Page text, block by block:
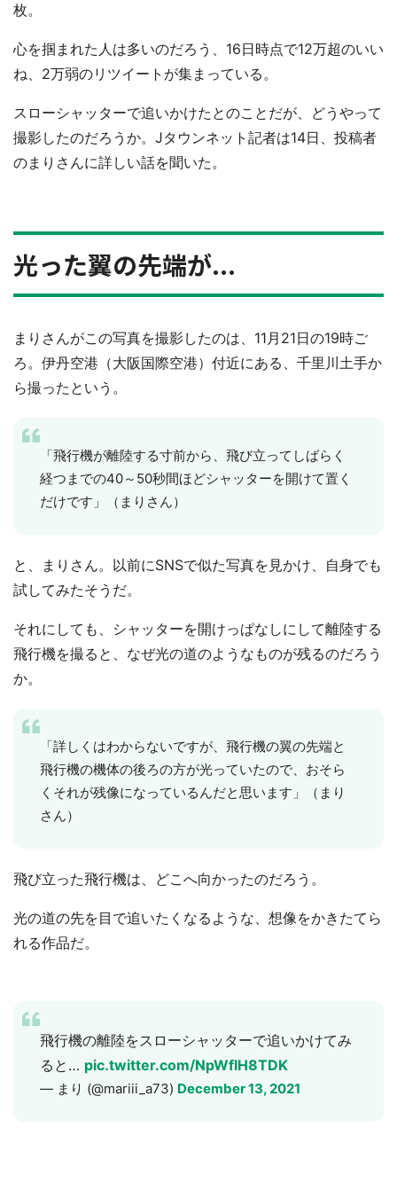
枚。
心を掴まれた人は多いのだろう、16日時点で12万超のいい
ね、2万弱のリツイートが集まっている。
スローシャッターで追いかけたとのことだが、どうやって
撮影したのだろうか。Jタウンネット記者は14日、投稿者
のまりさんに詳しい話を聞いた。
光った翼の先端が...
まりさんがこの写真を撮影したのは、11月21日の19時ご
ろ。伊丹空港（大阪国際空港）付近にある、千里川土手か
ら撮ったという。
「飛行機が離陸する寸前から、飛び立ってしばらく
経つまでの40～50秒間ほどシャッターを開けて置く
だけです」（まりさん）
と、まりさん。以前にSNSで似た写真を見かけ、自身でも
試してみたそうだ。
それにしても、シャッターを開けっぱなしにして離陸する
飛行機を撮ると、なぜ光の道のようなものが残るのだろう
か。
「詳しくはわからないですが、飛行機の翼の先端と
飛行機の機体の後ろの方が光っていたので、おそら
くそれが残像になっているんだと思います」（まり
さん）
飛び立った飛行機は、どこへ向かったのだろう。
光の道の先を目で追いたくなるような、想像をかきたてら
れる作品だ。
飛行機の離陸をスローシャッターで追いかけてみ
ると… pic.twitter.com/NpWflH8TDK
— まり (@mariii_a73) December 13, 2021